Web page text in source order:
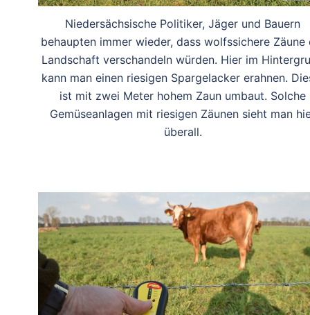
Niedersächsische Politiker, Jäger und Bauern
behaupten immer wieder, dass wolfssichere Zäune
Landschaft verschandeln würden. Hier im
kann man einen riesigen Spargelacker erahnen.
ist mit zwei Meter hohem Zaun umbaut. Solche
Gemüseanlagen mit riesigen Zäunen sieht man
überall.